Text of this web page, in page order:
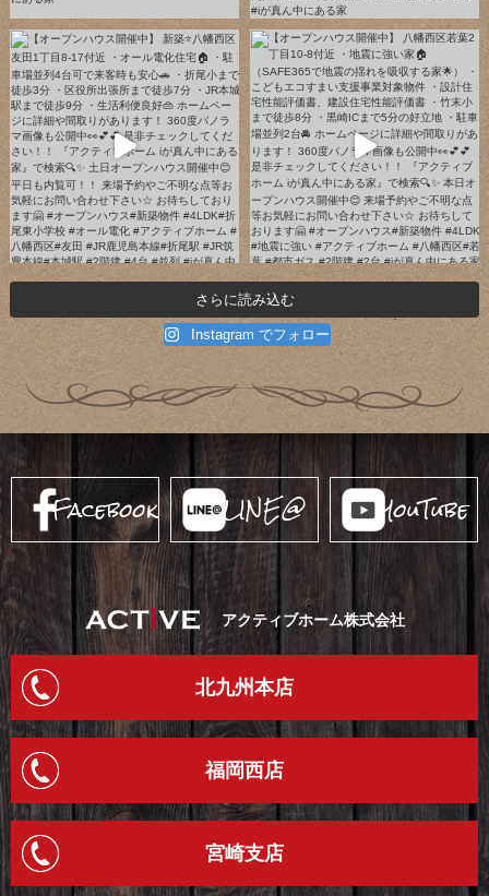
さらに読み込む
Instagram でフォロー
Facebook LINE@ YouTube
アクティブホーム株式会社
北九州本店
福岡西店
宮崎支店